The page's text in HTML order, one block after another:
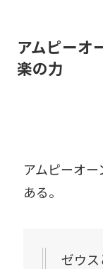
アムピーオ
楽の力
アムピーオ
ある。
ゼウス